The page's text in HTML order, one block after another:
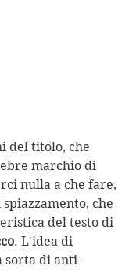
del titolo, che
marchio di
nulla a che fare,
che
del testo di
. L'idea di
sorta di anti-